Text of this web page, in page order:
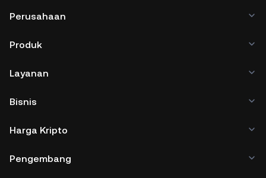
Perusahaan
Produk
Layanan
Bisnis
Harga Kripto
Pengembang